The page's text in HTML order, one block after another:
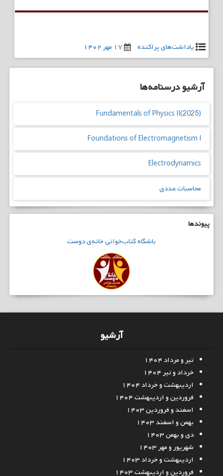
یاداشت‌های پراکنده ۱۷ مهر ۱۴۰۲
آرشیو درسنامه‌ها
Fundamentals of Physics II(2025)
Foundations of Electromagnetism I
Electrodynamics
محاسبات عددی
پیوندها
باشگاهکتاب‌خوانیخانه‌ی دوست
آرشیو
تیر و مرداد ۱۴۰۴
خرداد و تیر ۱۴۰۴
اردیبهشت و خرداد ۱۴۰۴
فروردین و اردیبهشت ۱۴۰۴
اسفند و فروردین ۱۴۰۳
بهمن و اسفند ۱۴۰۳
دی و بهمن ۱۴۰۳
شهریور و مهر ۱۴۰۳
اردیبهشت و خرداد ۱۴۰۳
فروردین و اردیبهشت ۱۴۰۳